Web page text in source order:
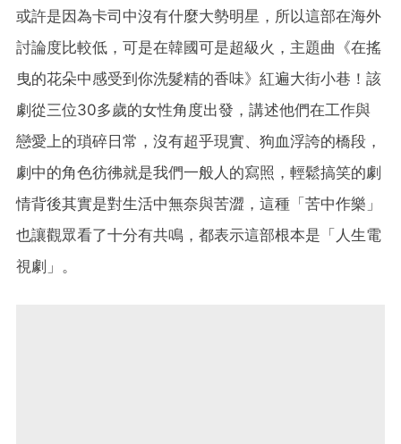
或許是因為卡司中沒有什麼大勢明星，所以這部在海外
討論度比較低，可是在韓國可是超級火，主題曲《在搖
曳的花朵中感受到你洗髮精的香味》紅遍大街小巷！該
劇從三位30多歲的女性角度出發，講述他們在工作與
戀愛上的瑣碎日常，沒有超乎現實、狗血浮誇的橋段，
劇中的角色彷彿就是我們一般人的寫照，輕鬆搞笑的劇
情背後其實是對生活中無奈與苦澀，這種「苦中作樂」
也讓觀眾看了十分有共鳴，都表示這部根本是「人生電
視劇」。